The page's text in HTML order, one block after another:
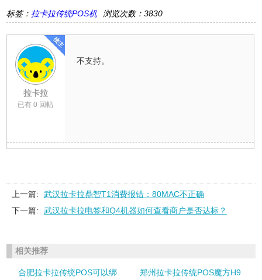
标签： 拉卡拉传统POS机 浏览次数：3830
拉卡拉
已有 0 回帖
不支持。
上一篇:
武汉拉卡拉鼎智T1消费报错：80MAC不正确
下一篇:
武汉拉卡拉电签和Q4机器如何查看商户是否达标？
相关推荐
合肥拉卡拉传统POS可以绑
郑州拉卡拉传统POS魔方H9